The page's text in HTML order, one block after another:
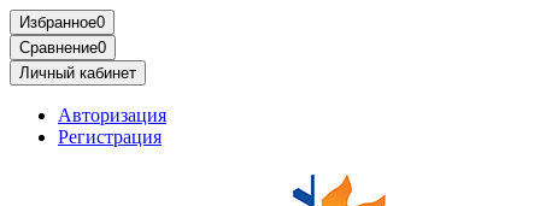
Избранное0
Сравнение0
Личный кабинет
Авторизация
Регистрация